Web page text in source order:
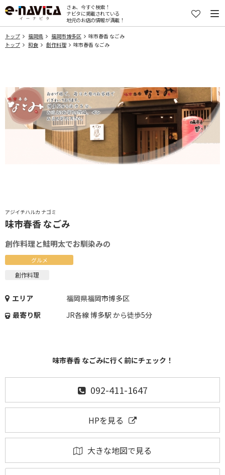
さぁ、今すぐ検索！
ナビタに掲載されている
地元のお店の情報が満載！
トップ 福岡県 福岡市博多区
味市春香 なごみ
トップ
和食 創作料理 味市春香 なごみ
アジイチハルカ ナゴミ
味市春香 なごみ
創作料理と鮭明太でお馴染みの
グルメ
創作料理
エリア
福岡県福岡市博多区
最寄り駅
JR各線 博多駅 から徒歩5分
味市春香 なごみに行く前にチェック！
092-411-1647
HPを見る
大きな地図で見る